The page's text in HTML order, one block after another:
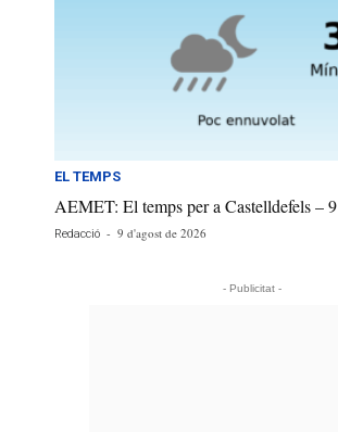
EL TEMPS
AEMET: El temps per a Castelldefels –
Redacció - 9 d'agost de 2026
- Publicitat -